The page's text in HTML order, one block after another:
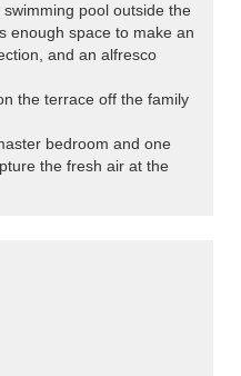
pool outside the
enough space to make an
and an alfresco
the terrace off the family
bedroom and one
the fresh air at the